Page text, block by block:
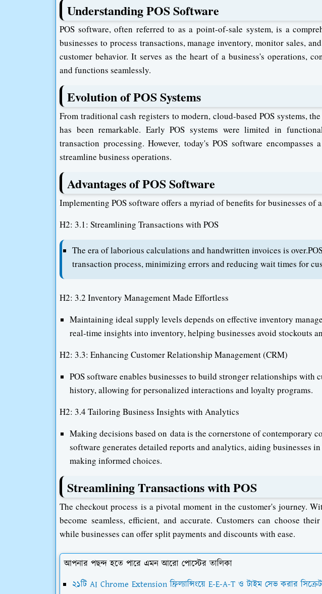
Understanding POS Software
POS software, often referred to as a point-of-sale system, is a
businesses to process transactions, manage inventory, monitor sales,
customer behavior. It serves as the heart of a business's operations,
and functions seamlessly.
Evolution of POS Systems
From traditional cash registers to modern, cloud-based POS systems,
has been remarkable. Early POS systems were limited in
transaction processing. However, today's POS software
streamline business operations.
Advantages of POS Software
Implementing POS software offers a myriad of benefits for businesses of
H2: 3.1: Streamlining Transactions with POS
The era of laborious calculations and handwritten invoices is
transaction process, minimizing errors and reducing wait times for
H2: 3.2 Inventory Management Made Effortless
Maintaining ideal supply levels depends on effective inventory
real-time insights into inventory, helping businesses avoid stockouts
H2: 3.3: Enhancing Customer Relationship Management (CRM)
POS software enables businesses to build stronger relationships with
history, allowing for personalized interactions and loyalty programs.
H2: 3.4 Tailoring Business Insights with Analytics
Making decisions based on data is the cornerstone of contemporary
software generates detailed reports and analytics, aiding businesses
making informed choices.
Streamlining Transactions with POS
The checkout process is a pivotal moment in the customer's journey.
become seamless, efficient, and accurate. Customers can choose
while businesses can offer split payments and discounts with ease.
আপনার পছন্দ হতে পারে এমন আরো পোস্টের তালিকা
২১টি AI Chrome Extension ফ্রিল্যান্সিংয়ে E-E-A-T ও টাইম সেভ করার